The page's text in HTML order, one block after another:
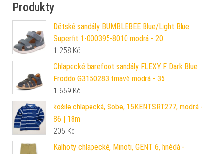
Produkty
Dětské sandály BUMBLEBEE Blue/Light Blue
Superfit 1-000395-8010 modrá - 20
1 258 Kč
Chlapecké barefoot sandály FLEXY F Dark Blue
Froddo G3150283 tmavě modrá - 35
1 659 Kč
košile chlapecká, Sobe, 15KENTSRT277, modrá -
86 | 18m
205 Kč
Kalhoty chlapecké, Minoti, GENT 6, hnědá -